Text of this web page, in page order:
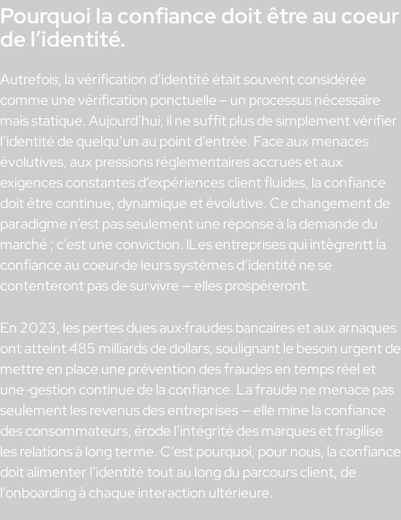
Pourquoi la confiance doit être au coeur
de l’identité.
Autrefois, la vérification d’identité était souvent considérée
comme une vérification ponctuelle – un processus nécessaire
mais statique. Aujourd’hui, il ne suffit plus de simplement vérifier
l’identité de quelqu’un au point d’entrée. Face aux menaces
évolutives, aux pressions réglementaires accrues et aux
exigences constantes d’expériences client fluides, la confiance
doit être continue, dynamique et évolutive. Ce changement de
paradigme n’est pas seulement une réponse à la demande du
marché ; c’est une conviction. lLes entreprises qui intègrentt la
confiance au coeur de leurs systèmes d’identité ne se
contenteront pas de survivre — elles prospéreront.
En 2023, les pertes dues auxfraudes bancaires et aux arnaques
ont atteint 485 milliards de dollars, soulignant le besoin urgent de
mettre en place une prévention des fraudes en temps réel et
une gestion continue de la confiance. La fraude ne menace pas
seulement les revenus des entreprises — elle mine la confiance
des consommateurs, érode l’intégrité des marques et fragilise
les relations à long terme. C’est pourquoi, pour nous, la confiance
doit alimenter l’identité tout au long du parcours client, de
l’onboarding à chaque interaction ultérieure.